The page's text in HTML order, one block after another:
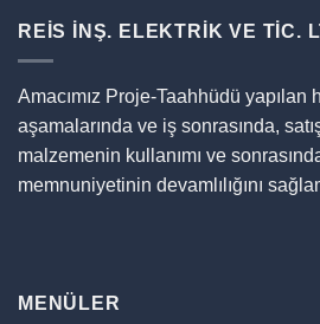
REİS İNŞ. ELEKTRİK VE TİC.
Amacımız Proje-Taahhüdü yapılan
aşamalarında ve iş sonrasında,
malzemenin kullanımı ve
memnuniyetinin devamlılığını
MENÜLER